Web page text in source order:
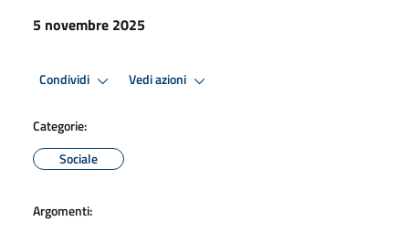
5 novembre 2025
Condividi Vedi azioni
Categorie:
Sociale
Argomenti: